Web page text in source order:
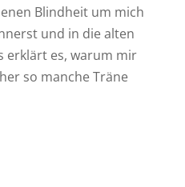
Blindheit um mich
und in die alten
erklärt es, warum mir
so manche Träne